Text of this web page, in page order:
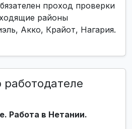
проход проверки
районы
Акко, Крайот, Нагария.
Работа в Нетании.